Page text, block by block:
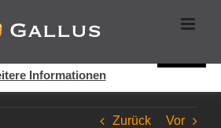
Zurück Vor
dieser Seite bei der Bereitstellung der
dieser Webseite erklären Sie sich
Informationen